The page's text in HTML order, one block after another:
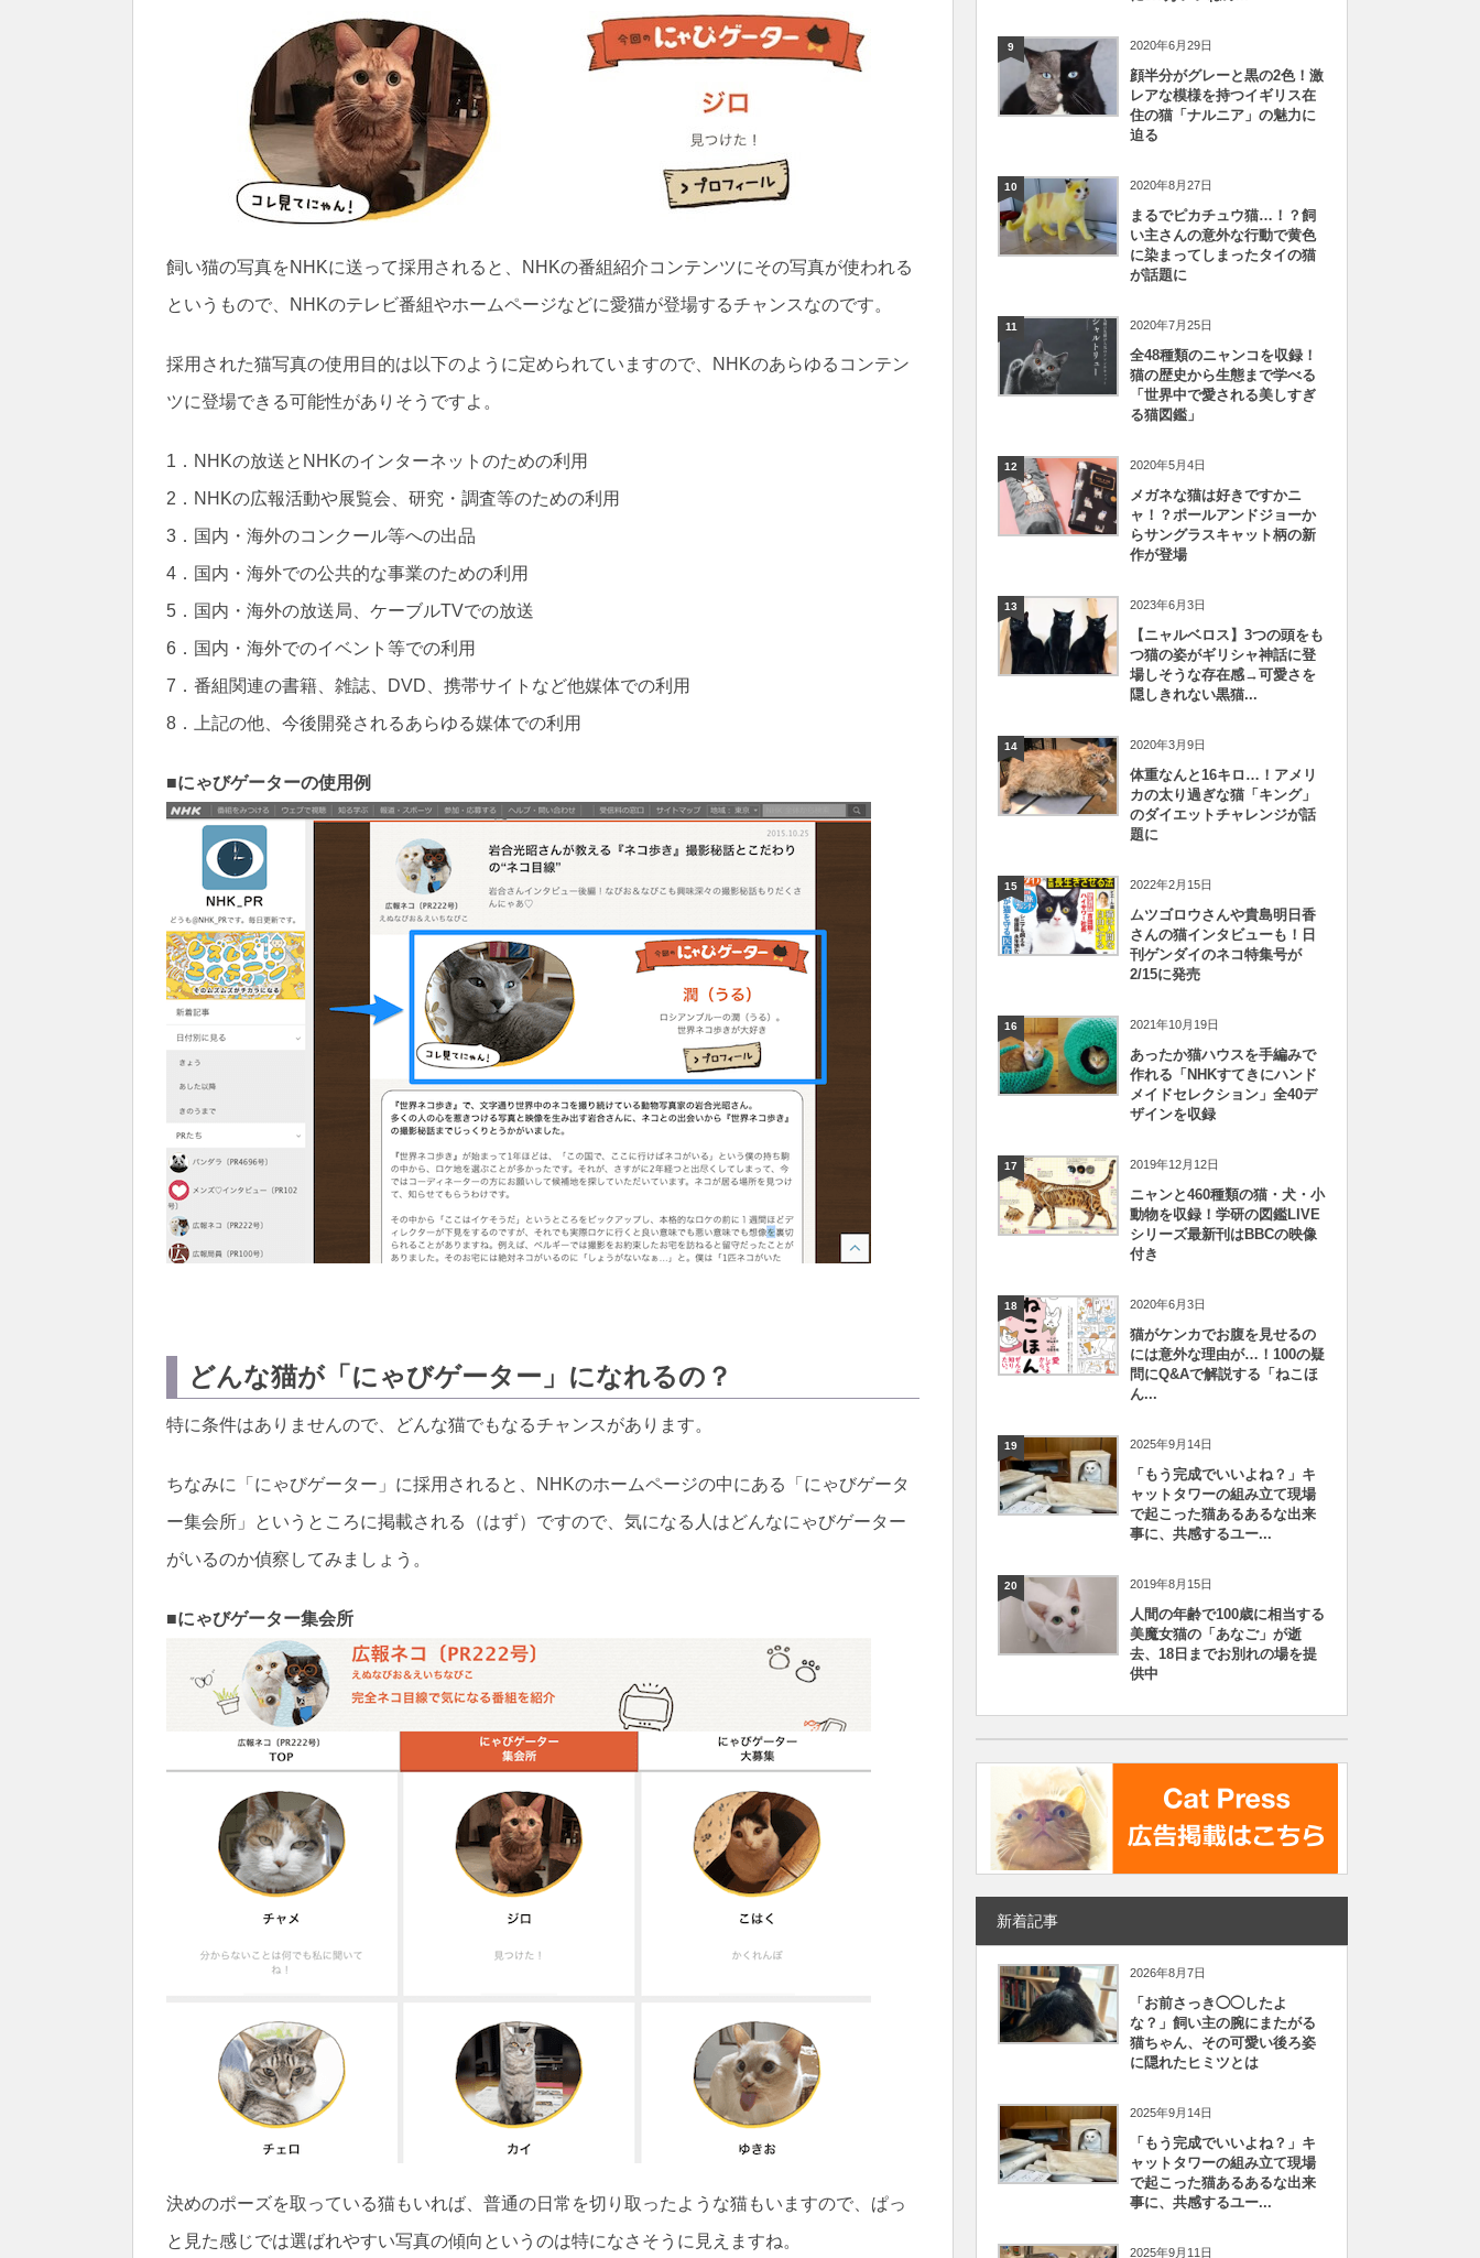
飼い猫の写真をNHKに送って採用されると、NHKの番組紹介コンテンツにその写真が使われる
というもので、NHKのテレビ番組やホームページなどに愛猫が登場するチャンスなのです。
採用された猫写真の使用目的は以下のように定められていますので、NHKのあらゆるコンテン
ツに登場できる可能性がありそうですよ。
1．NHKの放送とNHKのインターネットのための利用
2．NHKの広報活動や展覧会、研究・調査等のための利用
3．国内・海外のコンクール等への出品
4．国内・海外での公共的な事業のための利用
5．国内・海外の放送局、ケーブルTVでの放送
6．国内・海外でのイベント等での利用
7．番組関連の書籍、雑誌、DVD、携帯サイトなど他媒体での利用
8．上記の他、今後開発されるあらゆる媒体での利用
■にゃびゲーターの使用例
どんな猫が「にゃびゲーター」になれるの？
特に条件はありませんので、どんな猫でもなるチャンスがあります。
ちなみに「にゃびゲーター」に採用されると、NHKのホームページの中にある「にゃびゲータ
ー集会所」というところに掲載される（はず）ですので、気になる人はどんなにゃびゲーター
がいるのか偵察してみましょう。
■にゃびゲーター集会所
決めのポーズを取っている猫もいれば、普通の日常を切り取ったような猫もいますので、ぱっ
と見た感じでは選ばれやすい写真の傾向というのは特になさそうに見えますね。
9 2020年6月29日
顔半分がグレーと黒の2色！激
レアな模様を持つイギリス在
住の猫「ナルニア」の魅力に
迫る
10 2020年8月27日
まるでピカチュウ猫…！？飼
い主さんの意外な行動で黄色
に染まってしまったタイの猫
が話題に
11 2020年7月25日
全48種類のニャンコを収録！
猫の歴史から生態まで学べる
「世界中で愛される美しすぎ
る猫図鑑」
12 2020年5月4日
メガネな猫は好きですかニ
ャ！？ポールアンドジョーか
らサングラスキャット柄の新
作が登場
13 2023年6月3日
【ニャルベロス】3つの頭をも
つ猫の姿がギリシャ神話に登
場しそうな存在感→可愛さを
隠しきれない黒猫...
14 2020年3月9日
体重なんと16キロ…！アメリ
カの太り過ぎな猫「キング」
のダイエットチャレンジが話
題に
15 2022年2月15日
ムツゴロウさんや貴島明日香
さんの猫インタビューも！日
刊ゲンダイのネコ特集号が
2/15に発売
16 2021年10月19日
あったか猫ハウスを手編みで
作れる「NHKすてきにハンド
メイドセレクション」全40デ
ザインを収録
17 2019年12月12日
ニャンと460種類の猫・犬・小
動物を収録！学研の図鑑LIVE
シリーズ最新刊はBBCの映像
付き
18 2020年6月3日
猫がケンカでお腹を見せるの
には意外な理由が…！100の疑
問にQ&Aで解説する「ねこほ
ん...
19 2025年9月14日
「もう完成でいいよね？」キ
ャットタワーの組み立て現場
で起こった猫あるあるな出来
事に、共感するユー...
20 2019年8月15日
人間の年齢で100歳に相当する
美魔女猫の「あなご」が逝
去、18日までお別れの場を提
供中
新着記事
2026年8月7日
「お前さっき◯◯したよ
な？」飼い主の腕にまたがる
猫ちゃん、その可愛い後ろ姿
に隠れたヒミツとは
2025年9月14日
「もう完成でいいよね？」キ
ャットタワーの組み立て現場
で起こった猫あるあるな出来
事に、共感するユー...
2025年9月11日